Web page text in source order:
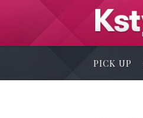
PICK UP